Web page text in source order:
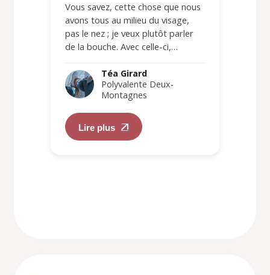
Vous savez, cette chose que nous
avons tous au milieu du visage,
pas le nez ; je veux plutôt parler
de la bouche. Avec celle-ci,…
Téa Girard
Polyvalente Deux-
Montagnes
Lire plus